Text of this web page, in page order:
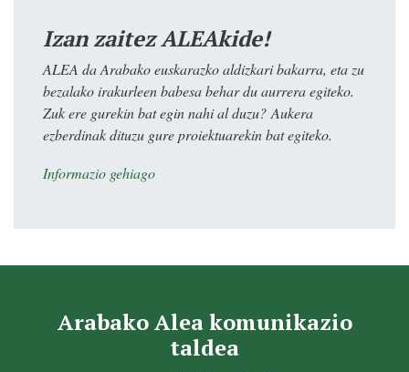
Izan zaitez ALEAkide!
ALEA da Arabako euskarazko aldizkari bakarra, eta zu
bezalako irakurleen babesa behar du aurrera egiteko.
Zuk ere gurekin bat egin nahi al duzu? Aukera
ezberdinak dituzu gure proiektuarekin bat egiteko.
Informazio gehiago
Arabako Alea komunikazio
taldea